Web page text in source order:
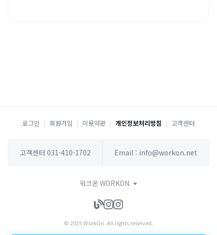
로그인 | 회원가입 | 이용약관 | 개인정보처리방침 | 고객센터
고객센터 031-410-1702 Email : info@workon.net
워크온 WORKON
© 2025 WorkOn. All rights reserved.